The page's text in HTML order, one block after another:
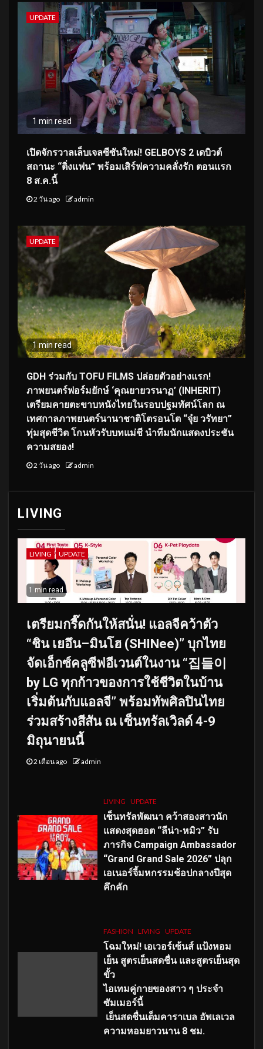
UPDATE
1 min read
เปิดจักรวาลเล็บเจลซีซันใหม่! GELBOYS 2 เดบิวต์
สถานะ “ติ่งแฟน” พร้อมเสิร์ฟความคลั่งรัก ตอนแรก
8 ส.ค.นี้
2 วัน ago admin
UPDATE
1 min read
GDH ร่วมกับ TOFU FILMS ปล่อยตัวอย่างแรก!
ภาพยนตร์ฟอร์มยักษ์ ‘คุณยายวรนาฏ’ (INHERIT)
เตรียมคายตะขาบหนังไทยในรอบปฐมทัศน์โลก ณ
เทศกาลภาพยนตร์นานาชาติโตรอนโต “จุ๋ย วรัทยา”
ทุ่มสุดชีวิต โกนหัวรับบทแม่ชี นำทีมนักแสดงประชัน
ความสยอง!
2 วัน ago admin
LIVING
LIVING UPDATE
1 min read
เตรียมกรี๊ดกันให้สนั่น! แอลจีคว้าตัว
“ชิน เยอึน–มินโฮ (SHINee)” บุกไทย
จัดเอ็กซ์คลูซีฟอีเวนต์ในงาน “집들이
by LG ทุกก้าวของการใช้ชีวิตในบ้าน
เริ่มต้นกับแอลจี” พร้อมทัพศิลปินไทย
ร่วมสร้างสีสัน ณ เซ็นทรัลเวิลด์ 4-9
มิถุนายนนี้
2 เดือน ago admin
LIVING UPDATE
เซ็นทรัลพัฒนา คว้าสองสาวนัก
แสดงสุดฮอต “ลีน่า-หมิว” รับ
ภารกิจ Campaign Ambassador
“Grand Grand Sale 2026” ปลุก
เอเนอร์จี้มหกรรมช้อปกลางปีสุด
คึกคัก
FASHION LIVING UPDATE
โฉมใหม่! เอเวอร์เซ้นส์ แป้งหอม
เย็น สูตรเย็นสดชื่น และสูตรเย็นสุด
ขั้ว
ไอเทมคู่กายของสาว ๆ ประจำ
ซัมเมอร์นี้
เย็นสดชื่นเต็มคาราเบล อัพเลเวล
ความหอมยาวนาน 8 ชม.